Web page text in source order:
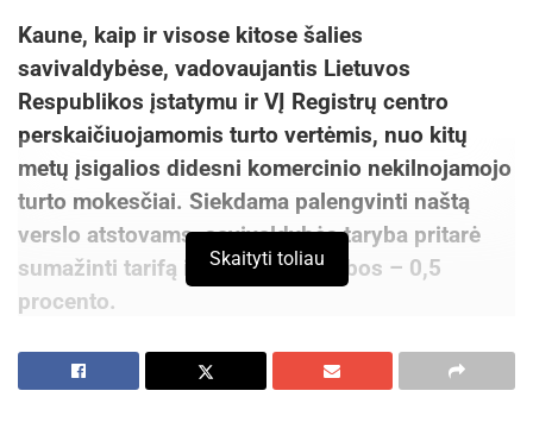
Kaune, kaip ir visose kitose šalies
savivaldybėse, vadovaujantis Lietuvos
Respublikos įstatymu ir VĮ Registrų centro
perskaičiuojamomis turto vertėmis, nuo kitų
metų įsigalios didesni komercinio nekilnojamojo
turto mokesčiai. Siekdama palengvinti naštą
verslo atstovams, savivaldybės taryba pritarė
sumažinti tarifą iki minimalios ribos – 0,5
procento.
Iki šiol Kaune, vadovaujantis 2019 m. gegužės
14 d. tarybos sprendimu, galiojo du NT tarifai
Skaityti toliau